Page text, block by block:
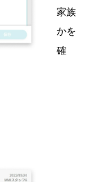
家族
かを
確